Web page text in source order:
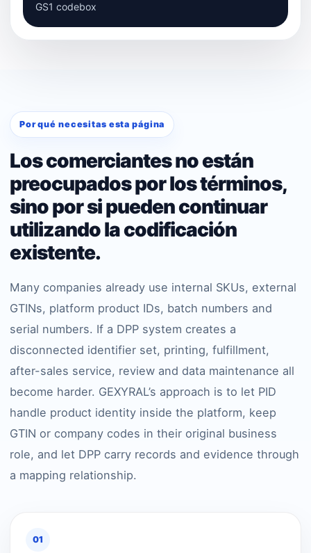
GS1 codebox
Por qué necesitas esta página
Los comerciantes no están
preocupados por los términos,
sino por si pueden continuar
utilizando la codificación
existente.
Many companies already use internal SKUs, external
GTINs, platform product IDs, batch numbers and
serial numbers. If a DPP system creates a
disconnected identifier set, printing, fulfillment,
after-sales service, review and data maintenance all
become harder. GEXYRAL’s approach is to let PID
handle product identity inside the platform, keep
GTIN or company codes in their original business
role, and let DPP carry records and evidence through
a mapping relationship.
01